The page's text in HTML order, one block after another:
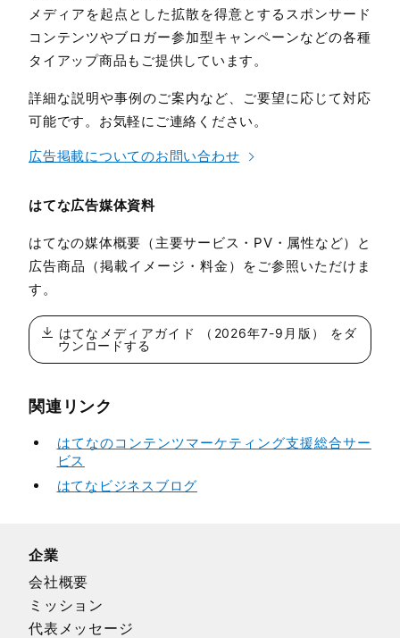
メディアを起点とした拡散を得意とするスポンサード
コンテンツやブロガー参加型キャンペーンなどの各種
タイアップ商品もご提供しています。
詳細な説明や事例のご案内など、ご要望に応じて対応
可能です。お気軽にご連絡ください。
広告掲載についてのお問い合わせ
はてな広告媒体資料
はてなの媒体概要（主要サービス・PV・属性など）と
広告商品（掲載イメージ・料金）をご参照いただけま
す。
はてなメディアガイド （ 2026年7-9月版 ） をダ
ウンロードする
関連リンク
はてなのコンテンツマーケティング支援総合サー
ビス
はてなビジネスブログ
企業
会社概要
ミッション
代表メッセージ